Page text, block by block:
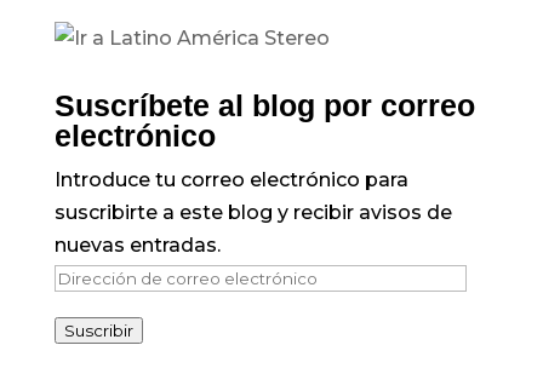
Suscríbete al blog por correo
electrónico
Introduce tu correo electrónico para
suscribirte a este blog y recibir avisos de
nuevas entradas.
Dirección
correo
Suscribir